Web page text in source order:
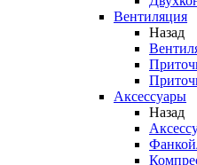
Вентиляция
Назад
Аксессуары
Назад